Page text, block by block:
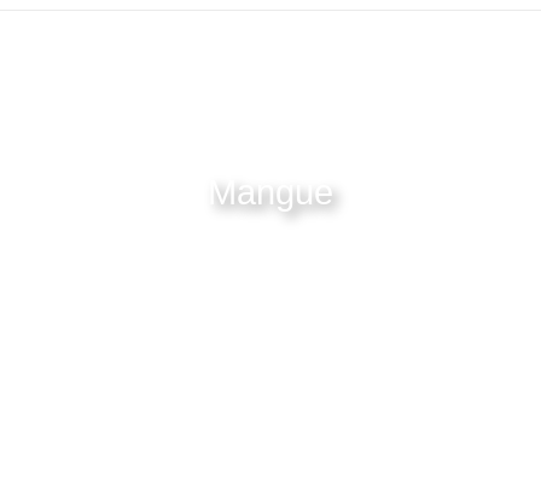
Mangue